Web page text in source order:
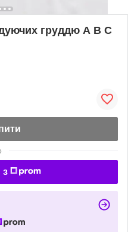
груддю А В С
з